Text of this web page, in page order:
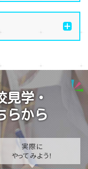
見学・
らから
実際に
やってみよう！